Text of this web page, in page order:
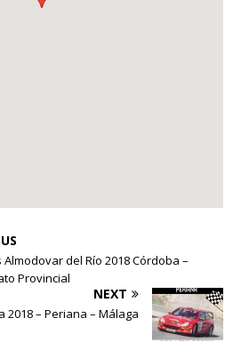
del Río 2018 Córdoba –
Provincial
NEXT
2018 – Periana – Málaga